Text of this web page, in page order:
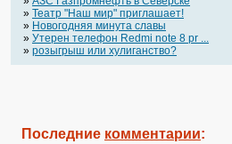
» Театр "Наш мир" приглашает!
» Новогодняя минута славы
» Утерен телефон Redmi note 8 pr ...
» розыгрыш или хулиганство?
Последние комментарии: